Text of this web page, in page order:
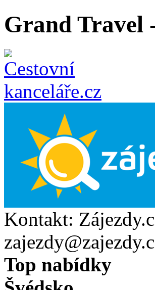
Grand Travel
Kontakt:
Top nabídky